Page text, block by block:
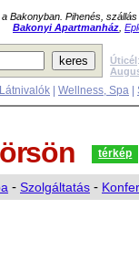
Bakonyban. Pihenés,
Bakonyi Apartmanház
Úticél:
Látnivalók Wellness, Spa
térkép
- Szolgáltatás -